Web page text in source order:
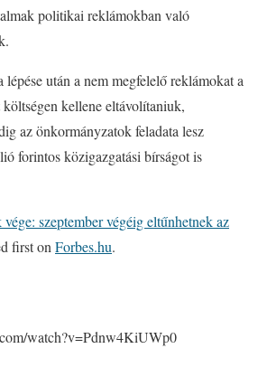
politikai reklámokban való
után a nem megfelelő reklámokat a
kellene eltávolítaniuk,
az önkormányzatok feladata lesz
forintos közigazgatási bírságot is
szeptember végéig eltűnhetnek az
first on Forbes.hu.
watch?v=Pdnw4KiUWp0